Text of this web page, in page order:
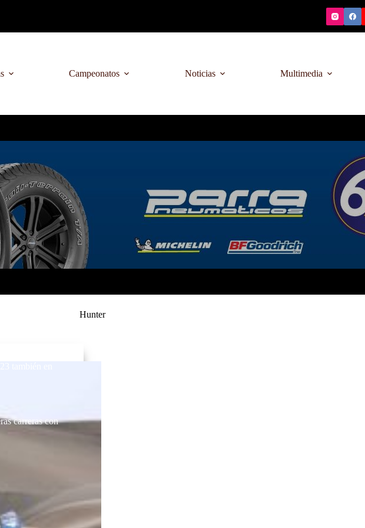
Campeonatos Noticias Multimedia
Hunter
también en
carreras con